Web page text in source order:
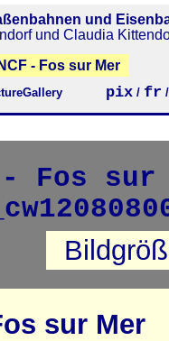
und
und Claudia
- Fos sur Mer
pix / fr
sur Mer